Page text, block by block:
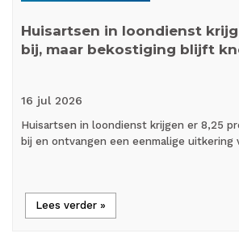
Huisartsen in loondienst
bij, maar bekostiging blijft
16 jul 2026
Huisartsen in loondienst krijgen er 8,25
bij en ontvangen een eenmalige uitkering
Lees verder »